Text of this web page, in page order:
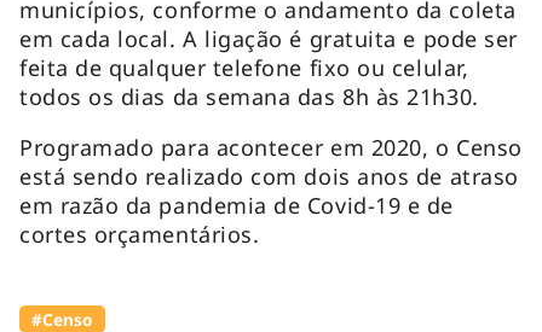
municípios, conforme o andamento da coleta
em cada local. A ligação é gratuita e pode ser
feita de qualquer telefone fixo ou celular,
todos os dias da semana das 8h às 21h30.
Programado para acontecer em 2020, o Censo
está sendo realizado com dois anos de atraso
em razão da pandemia de Covid-19 e de
cortes orçamentários.
#Censo